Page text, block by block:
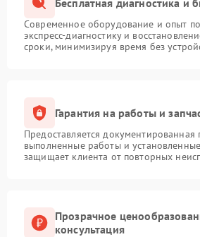
Современное оборудование и опыт
экспресс-диагностику и
сроки, минимизируя время без
Гарантия на работы и
Предоставляется документированная
выполненные работы и
защищает клиента от повторных
Прозрачное
консультация